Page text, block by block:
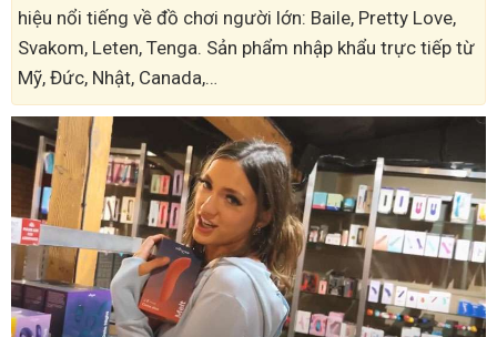
hiệu nổi tiếng về đồ chơi người lớn: Baile, Pretty Love,
Svakom, Leten, Tenga. Sản phẩm nhập khẩu trực tiếp từ
Mỹ, Đức, Nhật, Canada,…